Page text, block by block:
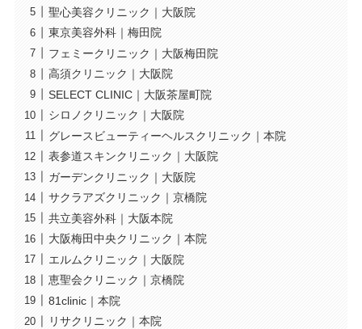
聖心美容クリニック｜大阪院
東京美容外科｜梅田院
フェミークリニック｜大阪梅田院
高須クリニック｜大阪院
SELECT CLINIC｜大阪茶屋町院
シロノクリニック｜大阪院
グレースビューティーヘルスクリニック｜本院
表参道スキンクリニック｜大阪院
ガーデンクリニック｜大阪院
サクラアズクリニック｜京橋院
共立美容外科｜大阪本院
大阪梅田中央クリニック｜本院
エルムクリニック｜大阪院
恵聖会クリニック｜京橋院
81clinic｜本院
リサクリニック｜本院